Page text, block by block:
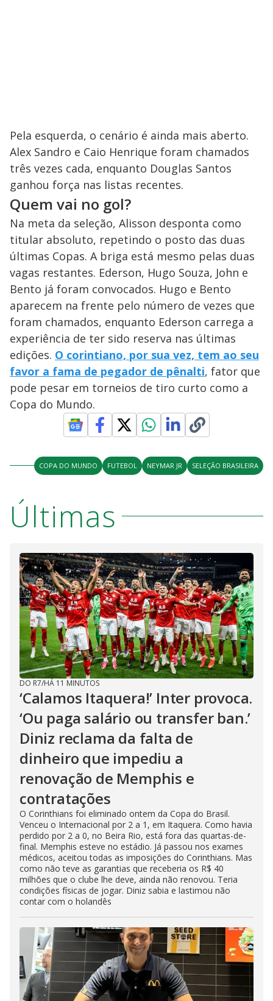
Pela esquerda, o cenário é ainda mais aberto.
Alex Sandro e Caio Henrique foram chamados
três vezes cada, enquanto Douglas Santos
ganhou força nas listas recentes.
Quem vai no gol?
Na meta da seleção, Alisson desponta como
titular absoluto, repetindo o posto das duas
últimas Copas. A briga está mesmo pelas duas
vagas restantes. Ederson, Hugo Souza, John e
Bento já foram convocados. Hugo e Bento
aparecem na frente pelo número de vezes que
foram chamados, enquanto Ederson carrega a
experiência de ter sido reserva nas últimas
edições. O corintiano, por sua vez, tem ao seu
favor a fama de pegador de pênalti, fator que
pode pesar em torneios de tiro curto como a
Copa do Mundo.
COPA DO MUNDO FUTEBOL NEYMAR JR SELEÇÃO BRASILEIRA
Últimas
DO R7/HÁ 11 MINUTOS
‘Calamos Itaquera!’ Inter provoca.
‘Ou paga salário ou transfer ban.’
Diniz reclama da falta de
dinheiro que impediu a
renovação de Memphis e
contratações
O Corinthians foi eliminado ontem da Copa do Brasil.
Venceu o Internacional por 2 a 1, em Itaquera. Como havia
perdido por 2 a 0, no Beira Rio, está fora das quartas-de-
final. Memphis esteve no estádio. Já passou nos exames
médicos, aceitou todas as imposições do Corinthians. Mas
como não teve as garantias que receberia os R$ 40
milhões que o clube lhe deve, ainda não renovou. Teria
condições físicas de jogar. Diniz sabia e lastimou não
contar com o holandês